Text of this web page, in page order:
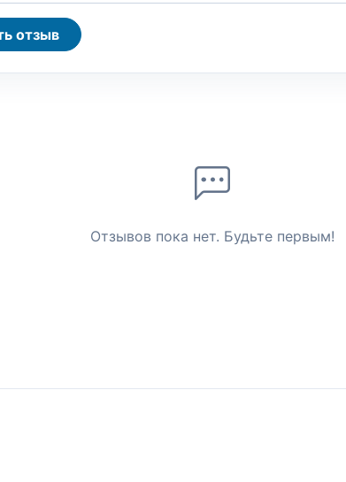
Отправить отзыв
Отзывов пока нет. Будьте первым!